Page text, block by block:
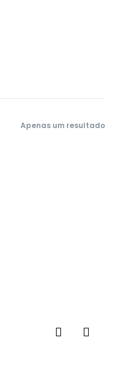
Apenas um resultado